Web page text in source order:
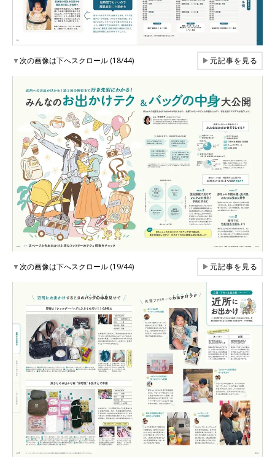
▼次の画像は下へスクロール (18/44) ▶元記事を見る
▼次の画像は下へスクロール (19/44) ▶元記事を見る